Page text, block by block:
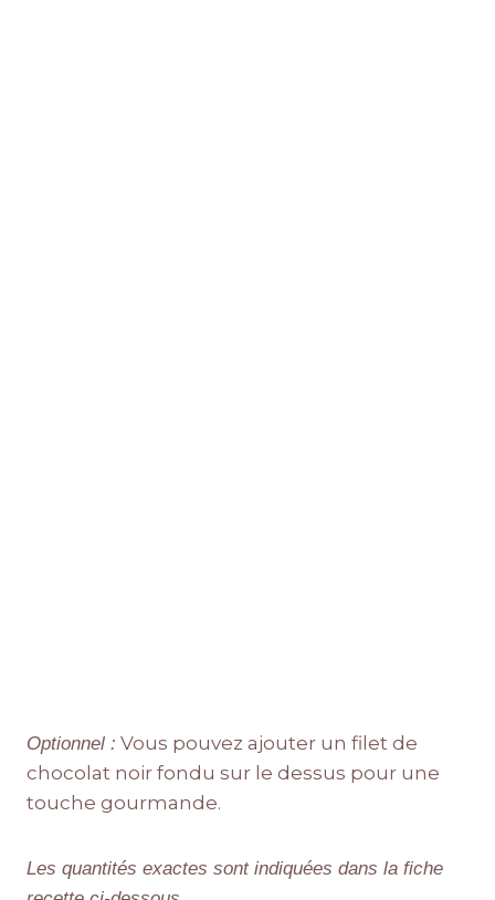
Optionnel : Vous pouvez ajouter un filet de
chocolat noir fondu sur le dessus pour une
touche gourmande.
Les quantités exactes sont indiquées dans la fiche